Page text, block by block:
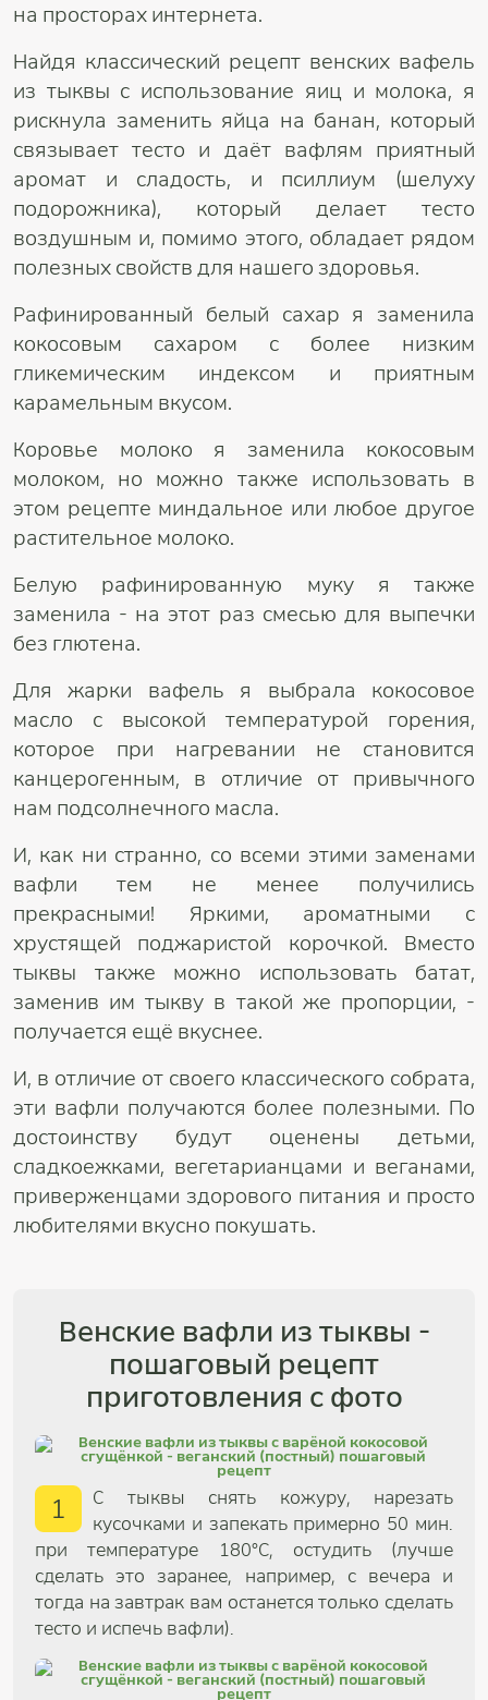
на просторах интернета.
Найдя классический рецепт венских вафель
из тыквы с использование яиц и молока, я
рискнула заменить яйца на банан, который
связывает тесто и даёт вафлям приятный
аромат и сладость, и псиллиум (шелуху
подорожника), который делает тесто
воздушным и, помимо этого, обладает рядом
полезных свойств для нашего здоровья.
Рафинированный белый сахар я заменила
кокосовым сахаром с более низким
гликемическим индексом и приятным
карамельным вкусом.
Коровье молоко я заменила кокосовым
молоком, но можно также использовать в
этом рецепте миндальное или любое другое
растительное молоко.
Белую рафинированную муку я также
заменила - на этот раз смесью для выпечки
без глютена.
Для жарки вафель я выбрала кокосовое
масло с высокой температурой горения,
которое при нагревании не становится
канцерогенным, в отличие от привычного
нам подсолнечного масла.
И, как ни странно, со всеми этими заменами
вафли тем не менее получились
прекрасными! Яркими, ароматными с
хрустящей поджаристой корочкой. Вместо
тыквы также можно использовать батат,
заменив им тыкву в такой же пропорции, -
получается ещё вкуснее.
И, в отличие от своего классического собрата,
эти вафли получаются более полезными. По
достоинству будут оценены детьми,
сладкоежками, вегетарианцами и веганами,
приверженцами здорового питания и просто
любителями вкусно покушать.
Венские вафли из тыквы -
пошаговый рецепт
приготовления с фото
1
С тыквы снять кожуру, нарезать
кусочками и запекать примерно 50 мин.
при температуре 180°C, остудить (лучше
сделать это заранее, например, с вечера и
тогда на завтрак вам останется только сделать
тесто и испечь вафли).